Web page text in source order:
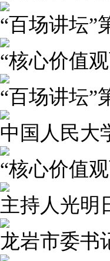
“百场讲坛”
“核心价值
“百场讲坛”
中国人民大
“核心价值
主持人光明
龙岩市委书